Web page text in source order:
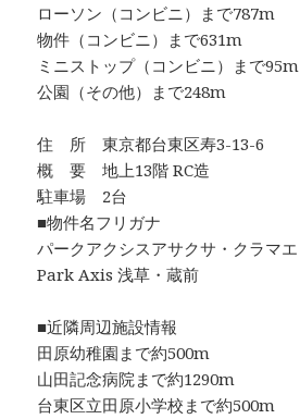
ローソン（コンビニ）まで787m
物件（コンビニ）まで631m
ミニストップ（コンビニ）まで95m
公園（その他）まで248m
住 所 東京都台東区寿3-13-6
概 要 地上13階 RC造
駐車場 2台
■物件名フリガナ
パークアクシスアサクサ・クラマエ
Park Axis 浅草・蔵前
■近隣周辺施設情報
田原幼稚園まで約500m
山田記念病院まで約1290m
台東区立田原小学校まで約500m